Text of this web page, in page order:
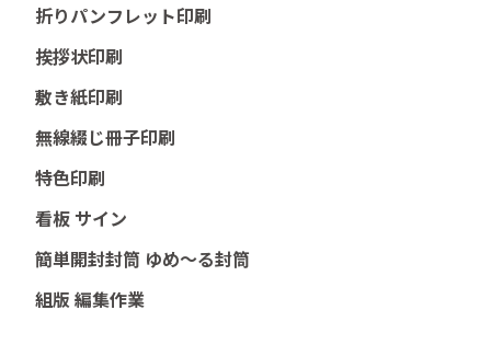
折りパンフレット印刷
挨拶状印刷
敷き紙印刷
無線綴じ冊子印刷
特色印刷
看板 サイン
簡単開封封筒 ゆめ～る封筒
組版 編集作業